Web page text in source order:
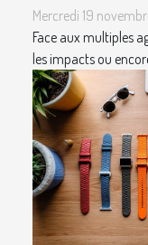
Mercredi 19
Face aux multiples
les impacts ou